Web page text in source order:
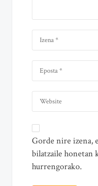
Gorde nire izena,
bilatzaile honetan
hurrengorako.